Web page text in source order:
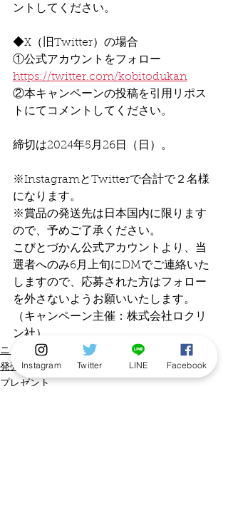
ントしてください。
◆X（旧Twitter）の場合
①公式アカウントをフォロー
https://twitter.com/kobitodukan
②本キャンペーンの投稿を引用リポス
トにてコメントしてください。
締切は2024年5月26日（日）。
※InstagramとTwitterで合計で２名様
になります。
※賞品の発送先は日本国内に限ります
ので、予めご了承ください。
こびとづかん公式アカウントより、当
選者へのみ6月上旬にDMでご連絡いた
しますので、応募された方はフォロー
を外さないようお願いいたします。
（キャンペーン主催：株式会社ロクリ
ン社）
ニュース
発売情報
プレゼント
Instagram Twitter LINE Facebook